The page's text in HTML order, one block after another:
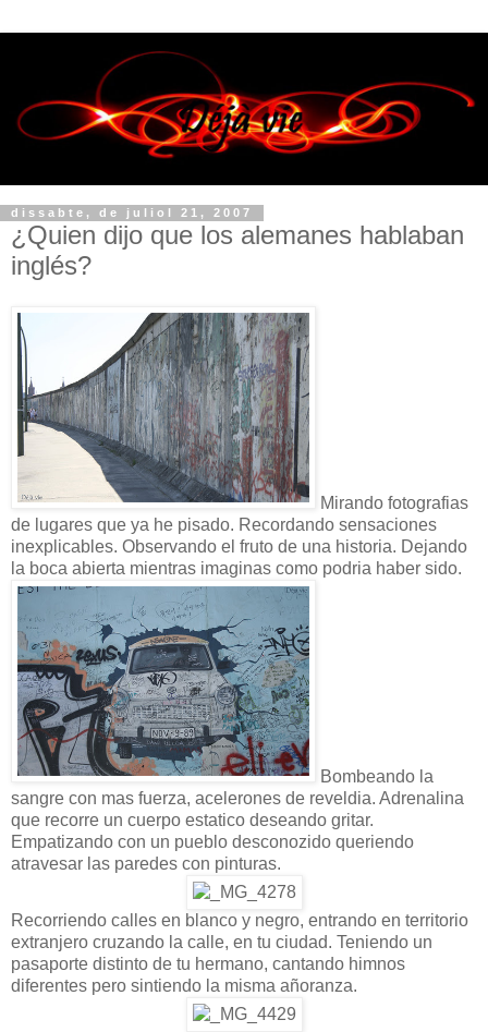
dissabte, de juliol 21, 2007
¿Quien dijo que los alemanes hablaban
inglés?
Mirando fotografias
de lugares que ya he pisado. Recordando sensaciones
inexplicables. Observando el fruto de una historia. Dejando
la boca abierta mientras imaginas como podria haber sido.
Bombeando la
sangre con mas fuerza, acelerones de reveldia. Adrenalina
que recorre un cuerpo estatico deseando gritar.
Empatizando con un pueblo desconozido queriendo
atravesar las paredes con pinturas.
Recorriendo calles en blanco y negro, entrando en territorio
extranjero cruzando la calle, en tu ciudad. Teniendo un
pasaporte distinto de tu hermano, cantando himnos
diferentes pero sintiendo la misma añoranza.